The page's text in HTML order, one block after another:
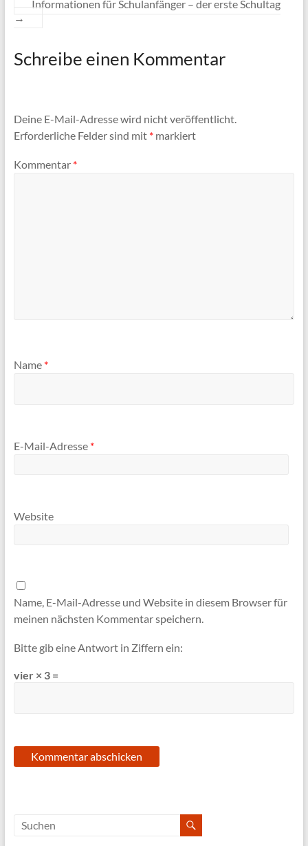
Informationen für Schulanfänger – der erste Schultag
→
Schreibe einen Kommentar
Deine E-Mail-Adresse wird nicht veröffentlicht.
Erforderliche Felder sind mit *markiert
Kommentar *
Name *
E-Mail-Adresse *
Website
Name, E-Mail-Adresse und Website in diesem Browser für
meinen nächsten Kommentar speichern.
Bitte gib eine Antwort in Ziffern ein:
vier × 3 =